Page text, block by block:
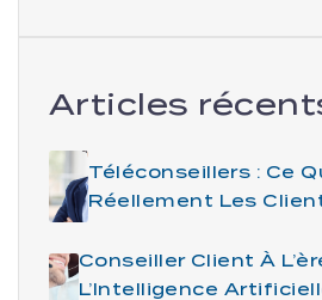
Articles
Téléconseillers : Ce
Réellement Les
Conseiller Client À
L’Intelligence